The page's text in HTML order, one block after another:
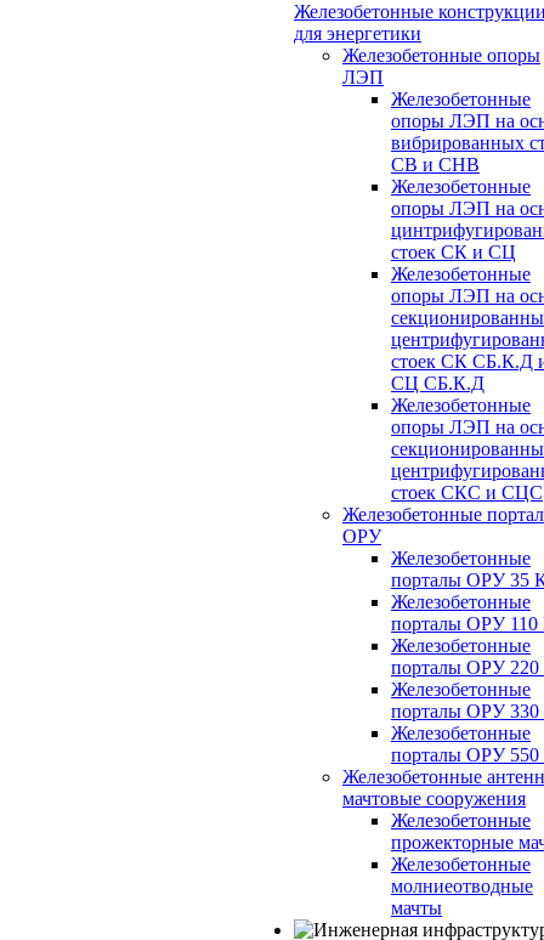
Железобетонные
для энергетики
Железобетонные опоры
ЛЭП
Железобетонные
опоры ЛЭП на
вибрированных
СВ и СНВ
Железобетонные
опоры ЛЭП на
стоек СК и СЦ
Железобетонные
опоры ЛЭП на
стоек СК СБ.К.Д
СЦ СБ.К.Д
Железобетонные
опоры ЛЭП на
стоек СКС и СЦС
Железобетонные
ОРУ
Железобетонные
порталы ОРУ 35
Железобетонные
порталы ОРУ
Железобетонные
порталы ОРУ
Железобетонные
порталы ОРУ
Железобетонные
порталы ОРУ
Железобетонные
мачтовые сооружения
Железобетонные
прожекторные
Железобетонные
молниеотводные
мачты